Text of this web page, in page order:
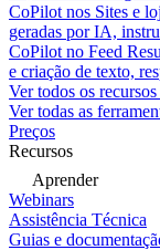
CoPilot nos Sites e
geradas por IA,
CoPilot no Feed
e criação de texto,
Ver todos os
Ver todas as
Preços
Recursos
Aprender
Webinars
Assistência Técnica
Guias e